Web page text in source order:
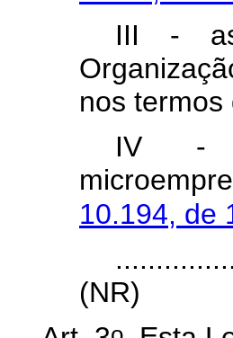
III - as
nos termos
IV -
10.194, de
(NR)